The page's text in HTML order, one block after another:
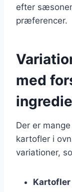
efter
præferencer.
med
Der er
kartofler i
variationer,
Kartofler